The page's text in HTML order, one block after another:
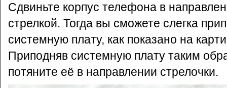
Сдвиньте корпус телефона в
стрелкой. Тогда вы сможете слегка
системную плату, как показано на
Приподняв системную плату таким
потяните её в направлении стрелочки.